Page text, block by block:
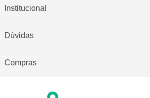
Institucional
Dúvidas
Compras